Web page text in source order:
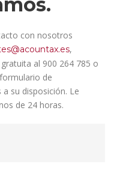
con nosotros
,
al 900 264 785 o
de
su disposición. Le
de 24 horas.